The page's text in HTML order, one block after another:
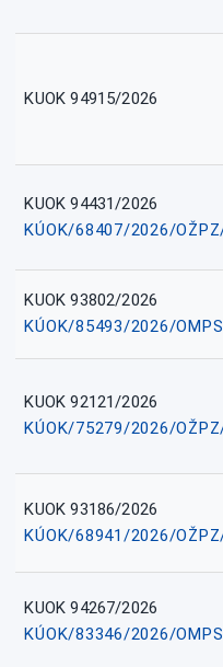
KUOK 94915/2026
KUOK 94431/2026
KÚOK/68407/2026/
KUOK 93802/2026
KÚOK/85493/2026/
KUOK 92121/2026
KÚOK/75279/2026/
KUOK 93186/2026
KÚOK/68941/2026/
KUOK 94267/2026
KÚOK/83346/2026/